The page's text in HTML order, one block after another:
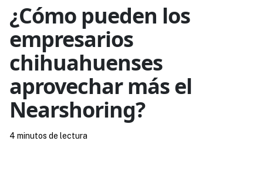
¿Cómo pueden los
empresarios
chihuahuenses
aprovechar más el
Nearshoring?
4 minutos de lectura